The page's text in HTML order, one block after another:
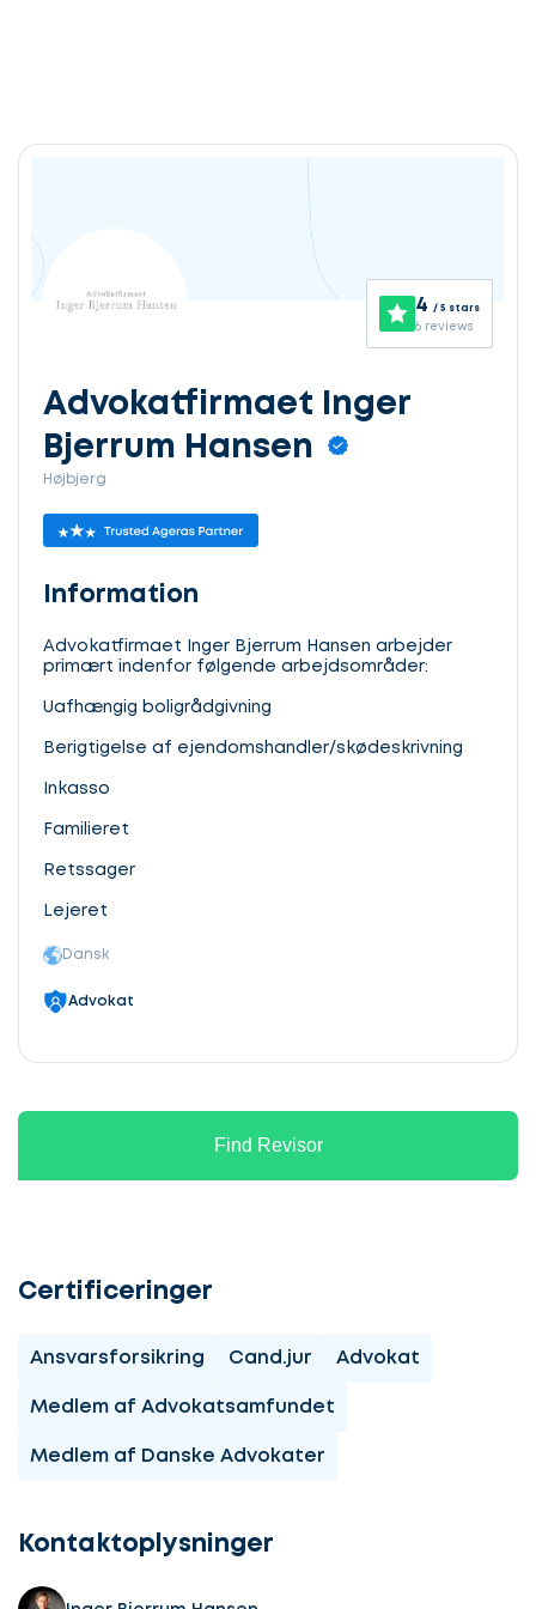
4 / 5 stars
6 reviews
Advokatfirmaet Inger
Bjerrum Hansen
Højbjerg
Information
Advokatfirmaet Inger Bjerrum Hansen arbejder
primært indenfor følgende arbejdsområder:
Uafhængig boligrådgivning
Berigtigelse af ejendomshandler/skødeskrivning
Inkasso
Familieret
Retssager
Lejeret
Dansk
Advokat
Find Revisor
Certificeringer
Ansvarsforsikring Cand.jur Advokat
Medlem af Advokatsamfundet
Medlem af Danske Advokater
Kontaktoplysninger